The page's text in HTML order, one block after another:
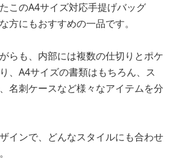
このA4サイズ対応手提げバッグ
方にもおすすめの一品です。
らも、内部には複数の仕切りとポケ
、A4サイズの書類はもちろん、ス
名刺ケースなど様々なアイテムを分
インで、どんなスタイルにも合わせ